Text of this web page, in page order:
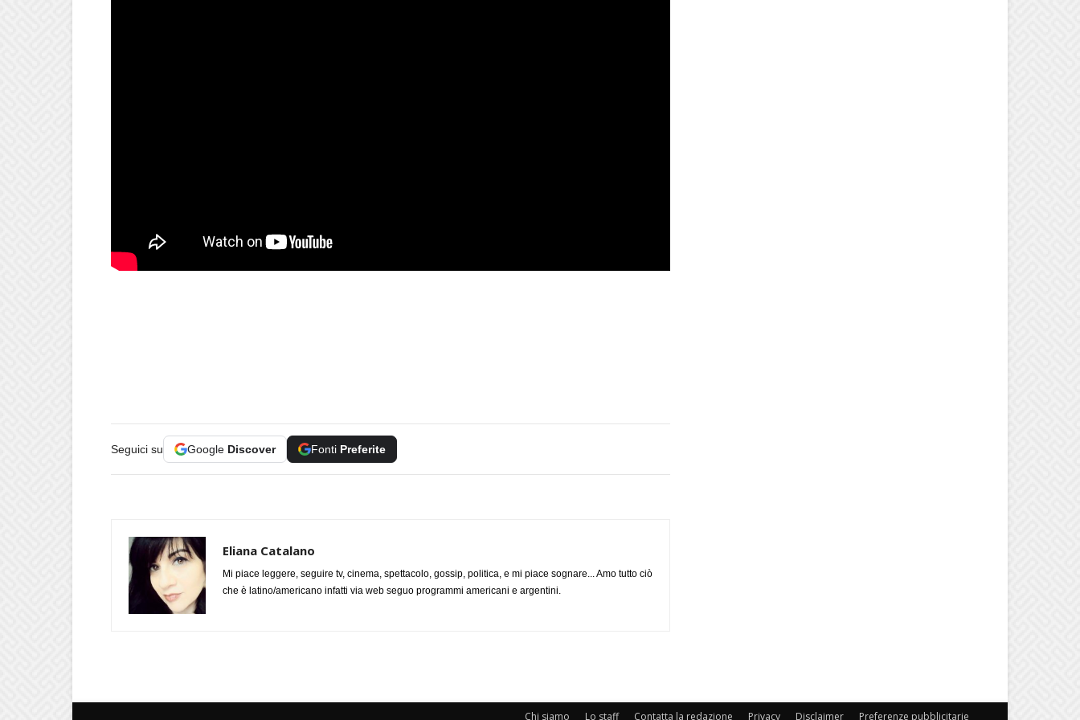
Seguici su Google Discover Fonti Preferite
Eliana Catalano
Mi piace leggere, seguire tv, cinema, spettacolo, gossip, politica, e mi piace sognare... Amo tutto ciò
che è latino/americano infatti via web seguo programmi americani e argentini.
Chi siamo Lo staff Contatta la redazione Privacy Disclaimer Preferenze pubblicitarie